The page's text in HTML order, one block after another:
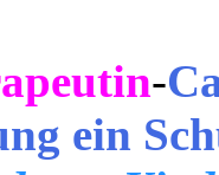
-
ein